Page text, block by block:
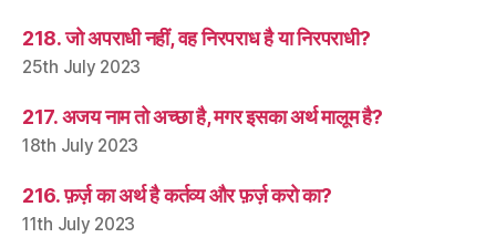
218. जो अपराधी नहीं, वह निरपराध है या निरपराधी?
25th July 2023
217. अजय नाम तो अच्छा है, मगर इसका अर्थ मालूम है?
18th July 2023
216. फ़र्ज़ का अर्थ है कर्तव्य और फ़र्ज़ करो का?
11th July 2023